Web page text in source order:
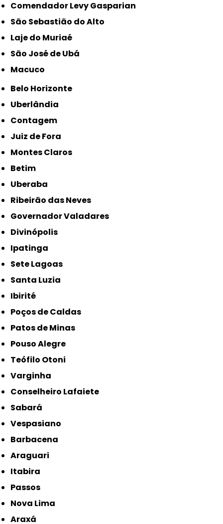
Comendador Levy Gasparian
São Sebastião do Alto
Laje do Muriaé
São José de Ubá
Macuco
Belo Horizonte
Uberlândia
Contagem
Juiz de Fora
Montes Claros
Betim
Uberaba
Ribeirão das Neves
Governador Valadares
Divinópolis
Ipatinga
Sete Lagoas
Santa Luzia
Ibirité
Poços de Caldas
Patos de Minas
Pouso Alegre
Teófilo Otoni
Varginha
Conselheiro Lafaiete
Sabará
Vespasiano
Barbacena
Araguari
Itabira
Passos
Nova Lima
Araxá